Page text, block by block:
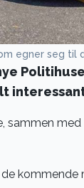
egner seg til
sammen
kommende